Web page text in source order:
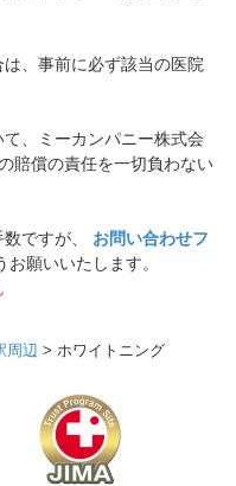
、事前に必ず該当の医院
、ミーカンパニー株式会
賠償の責任を一切負わない
ですが、 お問い合わせフ
願いいたします。
周辺 > ホワイトニング